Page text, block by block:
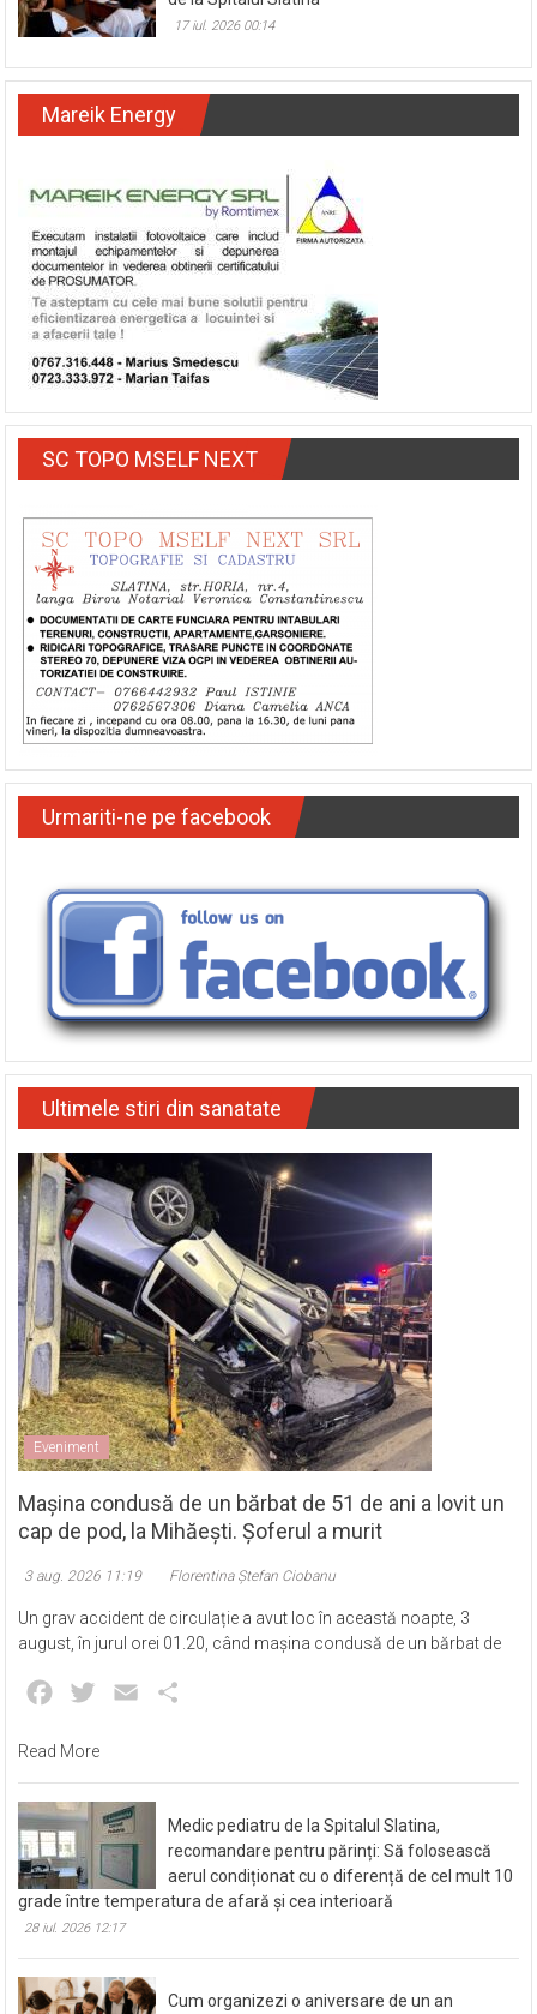
17 iul. 2026 00:14
Mareik Energy
SC TOPO MSELF NEXT
Urmariti-ne pe facebook
Ultimele stiri din sanatate
Eveniment
Mașina condusă de un bărbat de 51 de ani a lovit un
cap de pod, la Mihăești. Șoferul a murit
3 aug. 2026 11:19 Florentina Ștefan Ciobanu
Un grav accident de circulație a avut loc în această noapte, 3
august, în jurul orei 01.20, când mașina condusă de un bărbat de
Facebook
Twitter Email
Read More
Medic pediatru de la Spitalul Slatina,
recomandare pentru părinți: Să folosească
aerul condiționat cu o diferență de cel mult 10
grade între temperatura de afară și cea interioară
28 iul. 2026 12:17
Cum organizezi o aniversare de un an